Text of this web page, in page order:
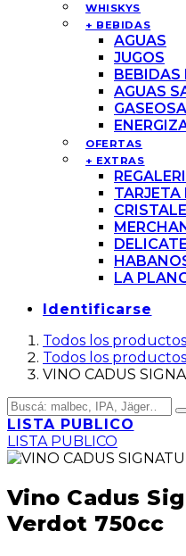
WHISKYS
+ BEBIDAS
AGUAS
JUGOS
BEBIDAS
AGUAS
OFERTAS
+ EXTRAS
TARJETA
LA
Identificarse
Todos los productos
Todos los productos
VINO CADUS
LISTA PUBLICO
LISTA PUBLICO
Vino Cadus
Verdot 750cc